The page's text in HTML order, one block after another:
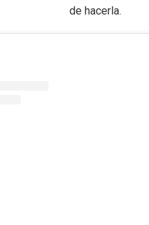
de hacerla.